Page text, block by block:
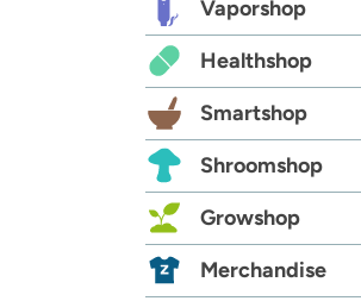
Exotic Seed
Expert Seeds
FastBuds
Female Seeds
French Touch Seeds
Garden of Green
GeneSeeds
G13 Labs
Grass-O-Matic
Vaporshop
Healthshop
Smartshop
Shroomshop
Growshop
Merchandise